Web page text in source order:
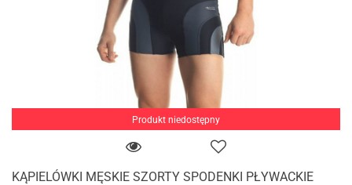
Produkt niedostępny
KĄPIELÓWKI MĘSKIE SZORTY SPODENKI PŁYWACKIE